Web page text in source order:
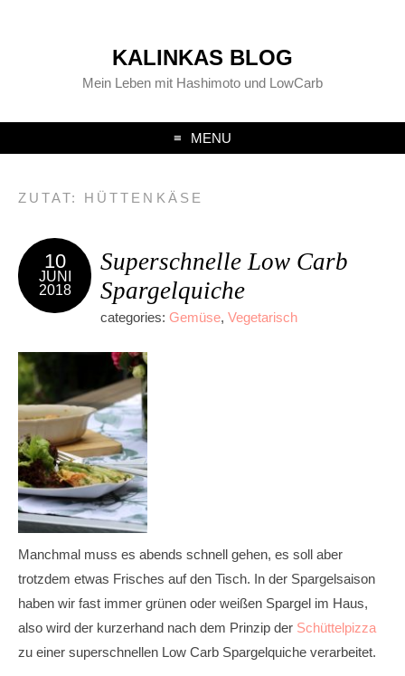
KALINKAS BLOG
Mein Leben mit Hashimoto und LowCarb
MENU
ZUTAT: HÜTTENKÄSE
10
JUNI
2018
Superschnelle Low Carb
Spargelquiche
categories: Gemüse, Vegetarisch
Manchmal muss es abends schnell gehen, es soll aber
trotzdem etwas Frisches auf den Tisch. In der Spargelsaison
haben wir fast immer grünen oder weißen Spargel im Haus,
also wird der kurzerhand nach dem Prinzip der Schüttelpizza
zu einer superschnellen Low Carb Spargelquiche verarbeitet.